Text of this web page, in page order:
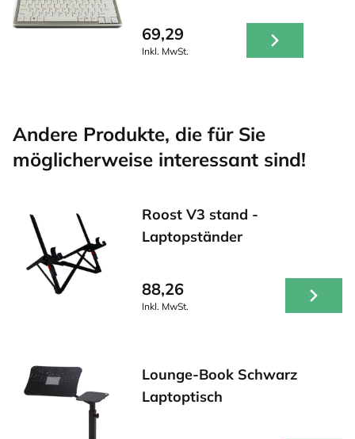
69,29
Inkl. MwSt.
Andere Produkte, die für Sie
möglicherweise interessant sind!
Roost V3 stand -
Laptopständer
88,26
Inkl. MwSt.
Lounge-Book Schwarz
Laptoptisch